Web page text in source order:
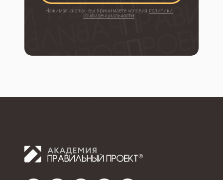
Нажимая кнопку, вы принимаете условия политики
конфиденциальности